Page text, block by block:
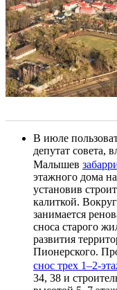
В июле
депутат совета,
Малышев
этажного дома
установив
калиткой.
занимается
сноса старого
развития
Пионерского.
снос трех 1–2-
34, 38 и